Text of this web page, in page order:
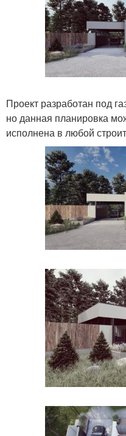
Проект разработан под
но данная планировка
исполнена в любой